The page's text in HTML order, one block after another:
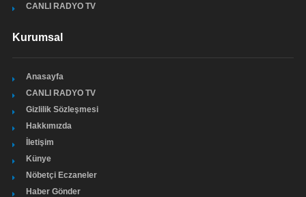
CANLI RADYO TV
Kurumsal
Anasayfa
CANLI RADYO TV
Gizlilik Sözleşmesi
Hakkımızda
İletişim
Künye
Nöbetçi Eczaneler
Haber Gönder